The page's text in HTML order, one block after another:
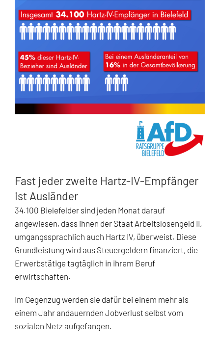
Fast jeder zweite Hartz-IV-Empfänger
ist Ausländer
34.100 Bielefelder sind jeden Monat darauf
angewiesen, dass ihnen der Staat Arbeitslosengeld II,
umgangssprachlich auch Hartz IV, überweist. Diese
Grundleistung wird aus Steuergeldern finanziert, die
Erwerbstätige tagtäglich in ihrem Beruf
erwirtschaften.
Im Gegenzug werden sie dafür bei einem mehr als
einem Jahr andauernden Jobverlust selbst vom
sozialen Netz aufgefangen.